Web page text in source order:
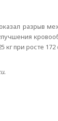
разрыв
при росте